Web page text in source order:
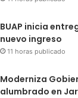
BUAP inicia
nuevo ingreso
11 horas publicado
Moderniza
alumbrado en